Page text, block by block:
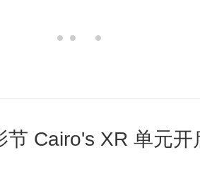
节 Cairo's XR 单元开